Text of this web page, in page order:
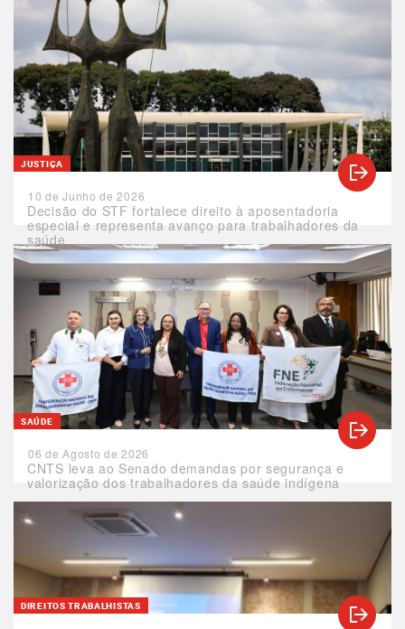
Decisão do STF fortalece direito à aposentadoria
especial e representa avanço para trabalhadores da
saúde
JUSTIÇA
10 de Junho de 2026
CNTS leva ao Senado demandas por segurança e
valorização dos trabalhadores da saúde indígena
SAÚDE
06 de Agosto de 2026
DIREITOS TRABALHISTAS